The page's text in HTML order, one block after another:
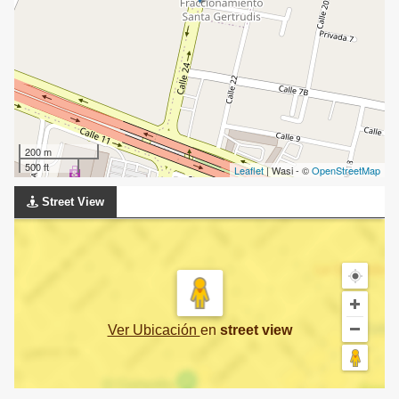
200 m
500 ft
Leaflet| Wasi - ©OpenStreetMap
Street View
Ver Ubicación en street view